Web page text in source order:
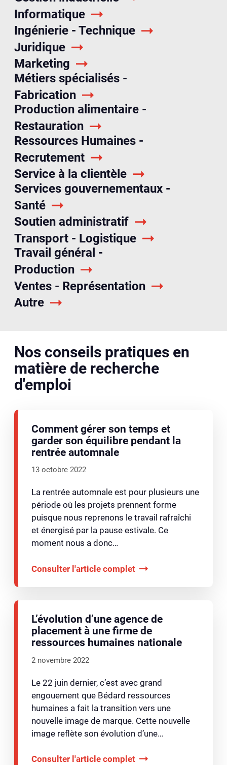
Autre
Informatique
Ingénierie - Technique
Juridique
Marketing
Métiers spécialisés -
Fabrication
Production alimentaire -
Restauration
Ressources Humaines -
Recrutement
Service à la clientèle
Services gouvernementaux -
Santé
Soutien administratif
Transport - Logistique
Travail général -
Production
Ventes - Représentation
Nos conseils pratiques en
matière de recherche
d'emploi
Comment gérer son temps et
garder son équilibre pendant la
rentrée automnale
13 octobre 2022
La rentrée automnale est pour plusieurs une
période où les projets prennent forme
puisque nous reprenons le travail rafraîchi
et énergisé par la pause estivale. Ce
moment nous a donc…
Consulter l'article complet
L’évolution d’une agence de
placement à une firme de
ressources humaines nationale
2 novembre 2022
Le 22 juin dernier, c’est avec grand
engouement que Bédard ressources
humaines a fait la transition vers une
nouvelle image de marque. Cette nouvelle
image reflète son évolution d’une…
Consulter l'article complet